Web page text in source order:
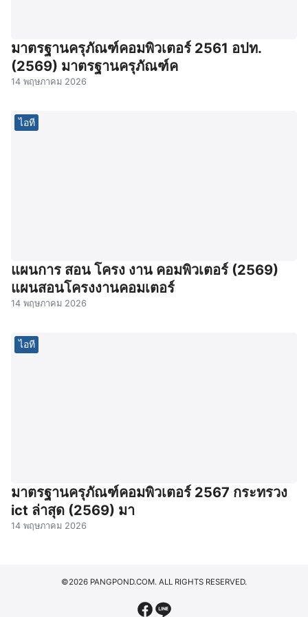
มาตรฐานครุภัณฑ์คอมพิวเตอร์ 2561 อปท.
(2569) มาตรฐานครุภัณฑ์ค
14 พฤษภาคม 2026
ไอที
แผนการ สอน โครง งาน คอมพิวเตอร์ (2569)
แผนสอนโครงงานคอมเตอร์
14 พฤษภาคม 2026
ไอที
มาตรฐานครุภัณฑ์คอมพิวเตอร์ 2567 กระทรวง
ict ล่าสุด (2569) มา
14 พฤษภาคม 2026
©2026 PANGPOND.COM. ALL RIGHTS RESERVED.